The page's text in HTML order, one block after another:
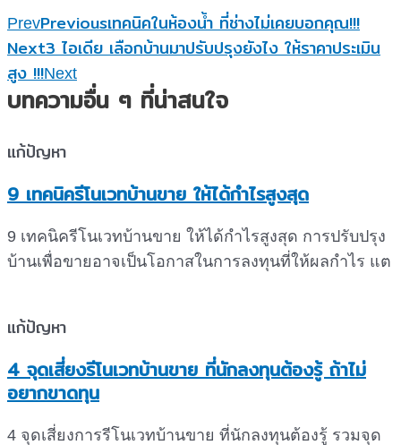
PrevPreviousเทคนิคในห้องน้ำ ที่ช่างไม่เคยบอกคุณ!!!
Next3 ไอเดีย เลือกบ้านมาปรับปรุงยังไง ให้ราคาประเมิน
สูง !!!Next
บทความอื่น ๆ ที่น่าสนใจ
แก้ปัญหา
9 เทคนิครีโนเวทบ้านขาย ให้ได้กำไรสูงสุด
9 เทคนิครีโนเวทบ้านขาย ให้ได้กำไรสูงสุด การปรับปรุง
บ้านเพื่อขายอาจเป็นโอกาสในการลงทุนที่ให้ผลกำไร แต
แก้ปัญหา
4 จุดเสี่ยงรีโนเวทบ้านขาย ที่นักลงทุนต้องรู้ ถ้าไม่
อยากขาดทุน
4 จุดเสี่ยงการรีโนเวทบ้านขาย ที่นักลงทุนต้องรู้ รวมจุด